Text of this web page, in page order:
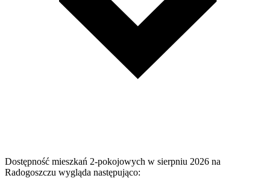
Dostępność mieszkań 2-pokojowych w sierpniu 2026 na
Radogoszczu wygląda następująco: